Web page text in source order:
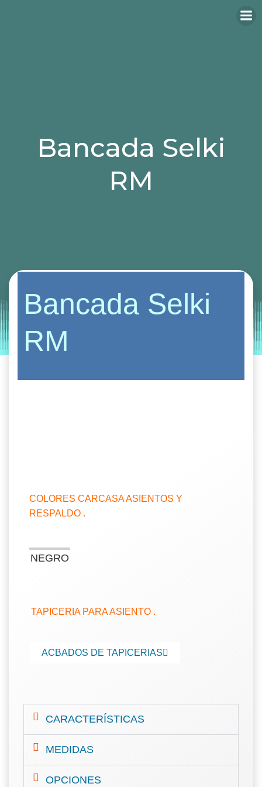
Bancada Selki
RM
Entorno | on octubre 14, 2019
Bancada Selki
RM
COLORES CARCASA ASIENTOS Y
RESPALDO .
NEGRO
TAPICERIA PARA ASIENTO .
ACBADOS DE TAPICERIAS
CARACTERÍSTICAS
MEDIDAS
OPCIONES